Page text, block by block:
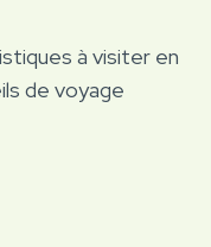
à visiter en
de voyage